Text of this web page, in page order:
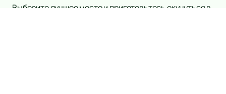
Выберите лучшее место и приготовьтесь окунуться в